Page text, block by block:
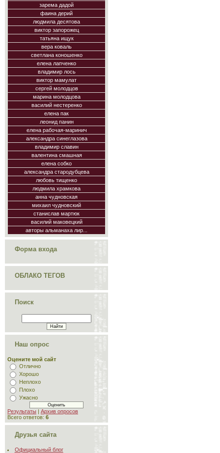
зарема дадой
фаина дерий
людмила десятова
виктор запорожец
татьяна ищук
вера коваль
светлана коношенко
елена лапченко
владимир лось
виктор мамулат
сергей молодцов
марина молодцова
василий нестеренко
елена пак
леонид панин
елена рабочая-маринич
александра синеглазова
владимир славин
валентина смашная
елена собко
александра стародубцева
любовь тищенко
людмила храмкова
анна чудновская
михаил чудновский
станислав мартюк
василий маковецкий
авторы альманаха лир...
Форма входа
ОБЛАКО ТЕГОВ
Поиск
Наш опрос
Оцените мой сайт
Отлично
Хорошо
Неплохо
Плохо
Ужасно
Результаты | Архив опросов
Всего ответов: 6
Друзья сайта
Официальный блог